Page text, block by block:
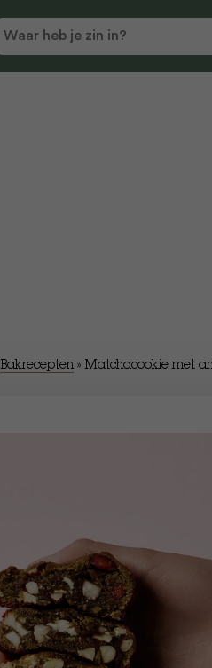
Bakrecepten »Matchacookie met